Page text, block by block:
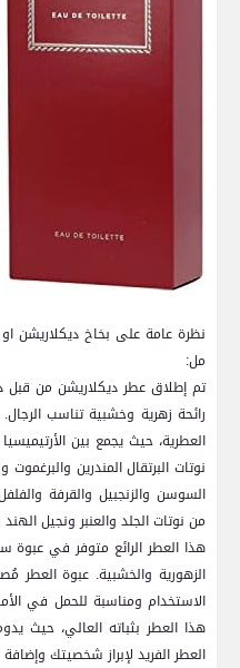
مل:
رائحة زهرية‍ وخشبية تناسب
العطرية، حيث⁣ يجمع بين⁤ الأرتيميسيا
نوتات⁤ البرتقال المندرين
⁤السوسن والزنجبيل والقرفة
من نوتات⁢ الجلد ​والعنبر ونجيل‌
الزهورية والخشبية. عبوة
الاستخدام ومناسبة‍ للحمل في
هذا‍ العطر بثباته العالي، حيث
العطر الفريد لإبراز شخصيتك